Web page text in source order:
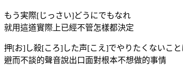
もう実際[じっさい]どうにでもなれ
就用這道實際上已經不管怎樣都決定
押[お]し殺[ころ]した声[こえ]でやりたくないこと
避而不談的聲音說出口面對根本不想做的事情